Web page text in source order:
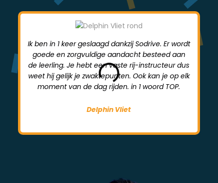
Ik ben in 1 keer geslaagd dankzij Sodrive. Er wordt
goede en zorgvuldige aandacht besteed aan
de leerling. Je hebt een vaste rij-instructeur dus
weet hij gelijk je zwaktepunten. Ook kan je op elk
moment van de dag rijden. in 1 woord TOP.
Delphin Vliet